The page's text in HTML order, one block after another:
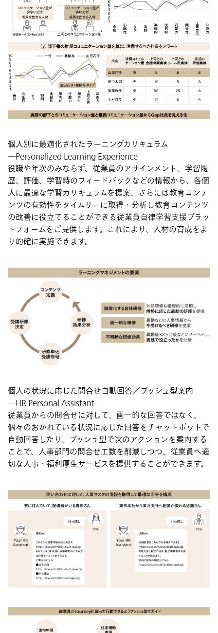
個人別に最適化されたラーニングカリキュラム
―Personalized Learning Experience
役職や年次のみならず、従業員のアサインメント、学習履
歴、評価、学習時のフィードバックなどの情報から、各個
人に最適な学習カリキュラムを提案、さらには教育コンテ
ンツの有効性をタイムリーに取得・分析し教育コンテンツ
の改善に役立てることができる従業員自律学習支援プラッ
トフォームをご提供します。これにより、人材の育成をよ
り的確に実施できます。
個人の状況に応じた問合せ自動回答／プッシュ型案内
―HR Personal Assistant
従業員からの問合せに対して、画一的な回答ではなく、
個々のおかれている状況に応じた回答をチャットボットで
自動回答したり、プッシュ型で次のアクションを案内する
ことで、人事部門の問合せ工数を削減しつつ、従業員へ適
切な人事・福利厚生サービスを提供することができます。